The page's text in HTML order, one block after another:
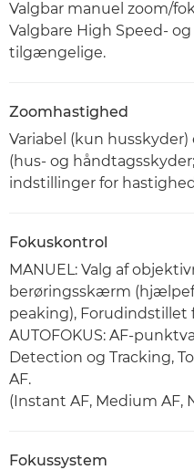
Valgbar manuel zoom/
Valgbare High Speed-
tilgængelige.
Zoomhastighed
Variabel (kun
(hus- og
indstillinger for
Fokuskontrol
MANUEL: Valg af
berøringsskærm
peaking), Forudindstillet
AUTOFOKUS: AF-
Detection og Tracking,
AF.
(Instant AF, Medium AF,
Fokussystem